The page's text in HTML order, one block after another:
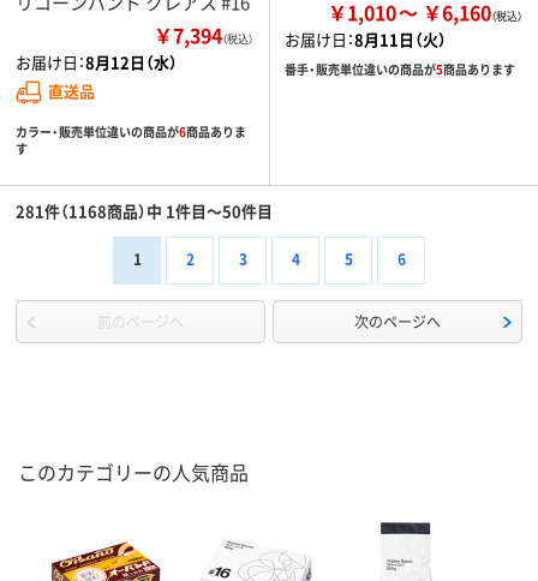
￥7,394（税込）
お届け日：8月12日（水）
直送品
カラー・販売単位違いの商品が6商品ありま
す
￥1,010 ￥6,160
お届け日：8月11日（火）
番手・販売単位違いの商品が5商品あります
281件（1168商品）中 1件目～50件目
1 2 3 4 5 6
前のページへ 次のページへ
このカテゴリーの人気商品